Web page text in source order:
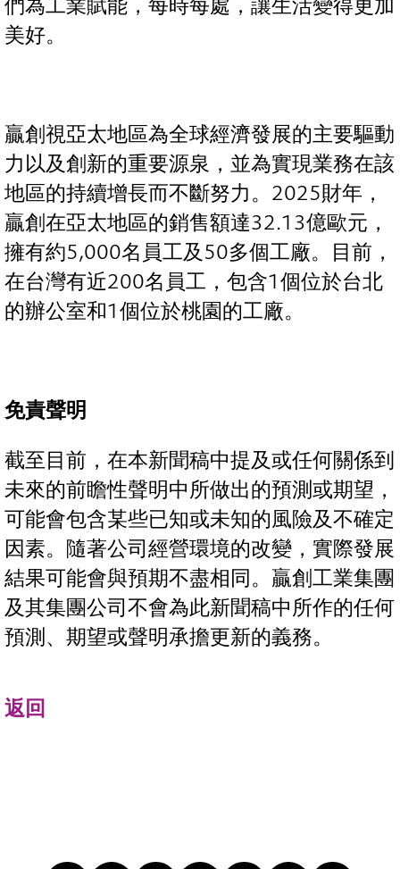
們為工業賦能，每時每處，讓生活變得更加
美好。
贏創視亞太地區為全球經濟發展的主要驅動
力以及創新的重要源泉，並為實現業務在該
地區的持續增長而不斷努力。2025財年，
贏創在亞太地區的銷售額達32.13億歐元，
擁有約5,000名員工及50多個工廠。目前，
在台灣有近200名員工，包含1個位於台北
的辦公室和1個位於桃園的工廠。
免責聲明
截至目前，在本新聞稿中提及或任何關係到
未來的前瞻性聲明中所做出的預測或期望，
可能會包含某些已知或未知的風險及不確定
因素。隨著公司經營環境的改變，實際發展
結果可能會與預期不盡相同。贏創工業集團
及其集團公司不會為此新聞稿中所作的任何
預測、期望或聲明承擔更新的義務。
返回